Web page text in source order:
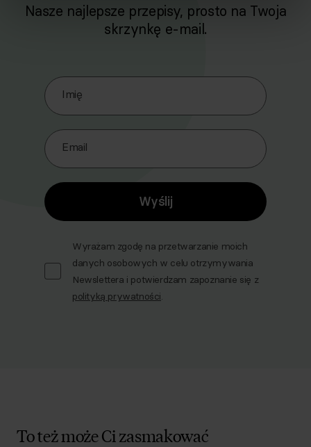
Nasze najlepsze przepisy, prosto na Twoja
skrzynkę e-mail.
Zapisz się do naszego Newslettera
Imię
Email
Wyślij
Wyrażam zgodę na przetwarzanie moich
danych osobowych w celu otrzymywania
Newslettera i potwierdzam zapoznanie się z
polityką prywatności.
To też może Ci zasmakować